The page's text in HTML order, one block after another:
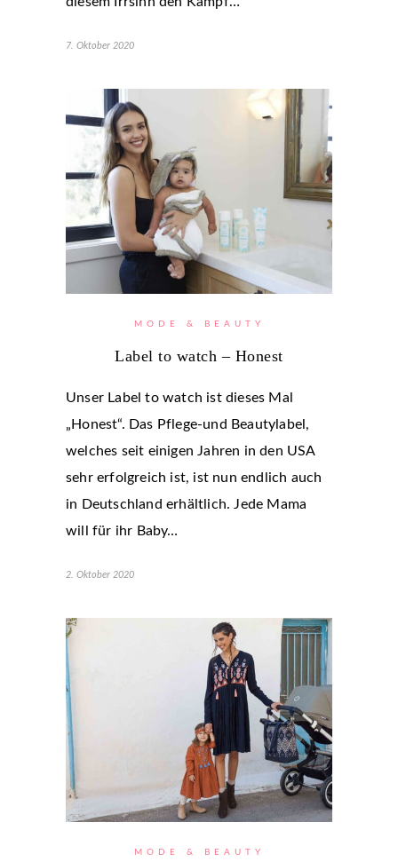
7. Oktober 2020
MODE & BEAUTY
Label to watch – Honest
Unser Label to watch ist dieses Mal
„Honest“. Das Pflege-und Beautylabel,
welches seit einigen Jahren in den USA
sehr erfolgreich ist, ist nun endlich auch
in Deutschland erhältlich. Jede Mama
will für ihr Baby…
2. Oktober 2020
MODE & BEAUTY